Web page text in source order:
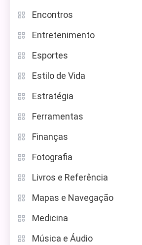
Encontros
Entretenimento
Esportes
Estilo de Vida
Estratégia
Ferramentas
Finanças
Fotografia
Livros e Referência
Mapas e Navegação
Medicina
Música e Áudio